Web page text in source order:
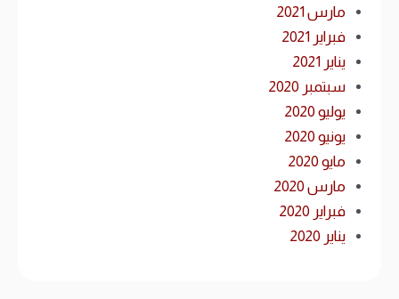
مارس 2021
فبراير 2021
يناير 2021
سبتمبر 2020
يوليو 2020
يونيو 2020
مايو 2020
مارس 2020
فبراير 2020
يناير 2020